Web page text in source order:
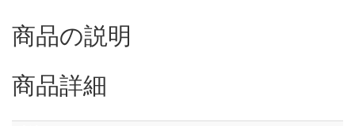
商品の説明
商品詳細